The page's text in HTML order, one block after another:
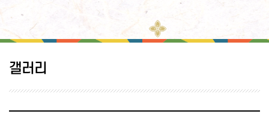
갤러리